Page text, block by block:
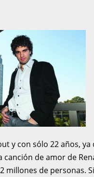
y con sólo 22 años,
canción de amor de
millones de personas.